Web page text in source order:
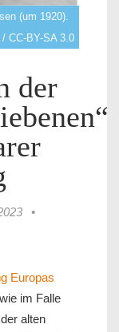
(um 1920).
CC-BY-SA 3.0
der
•
Europas
im Falle
alten